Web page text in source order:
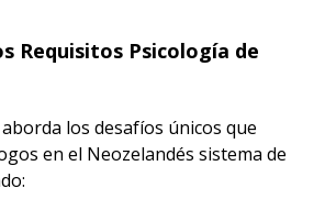
Requisitos Psicología de
los desafíos únicos que
en el Neozelandés sistema de